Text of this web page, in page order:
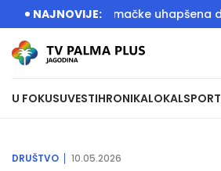
NAJNOVIJE:
akciji Srbije i Nemačke uhapšena
U FOKUSUVESTIHRONIKALOKALSPORT
DRUŠTVO 10.05.2026